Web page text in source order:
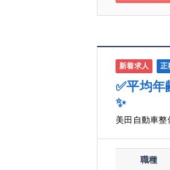
新着求人 正
✅平均
✨
美田自動車整
職種